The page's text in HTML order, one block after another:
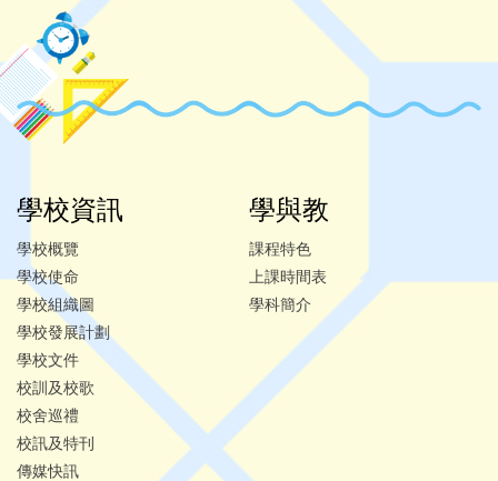
學校資訊
學校概覽
學校使命
學校組織圖
學校發展計劃
學校文件
校訓及校歌
校舍巡禮
校訊及特刊
傳媒快訊
學與教
課程特色
上課時間表
學科簡介